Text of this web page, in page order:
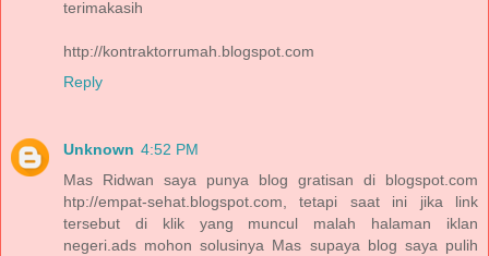
terimakasih
http://kontraktorrumah.blogspot.com
Reply
Unknown 4:52 PM
Mas Ridwan saya punya blog gratisan di blogspot.com
htp://empat-sehat.blogspot.com, tetapi saat ini jika link
tersebut di klik yang muncul malah halaman iklan
negeri.ads mohon solusinya Mas supaya blog saya pulih